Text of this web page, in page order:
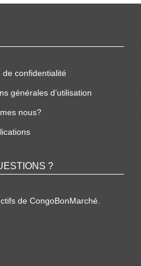
de confidentialité
générales d’utilisation
nous?
?
de CongoBonMarché.